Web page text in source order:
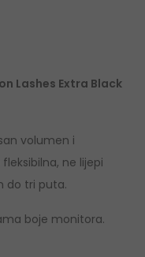
Lashes Extra Black
volumen i
ne lijepi
do tri puta.
boje monitora.